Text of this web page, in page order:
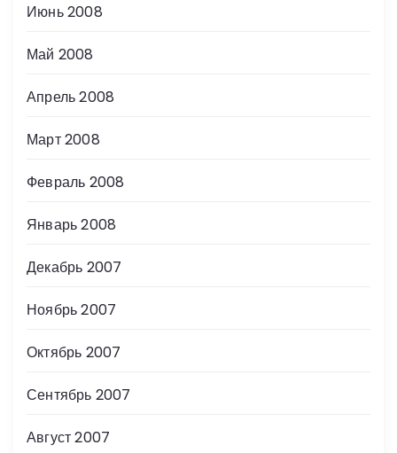
Июнь 2008
Май 2008
Апрель 2008
Март 2008
Февраль 2008
Январь 2008
Декабрь 2007
Ноябрь 2007
Октябрь 2007
Сентябрь 2007
Август 2007